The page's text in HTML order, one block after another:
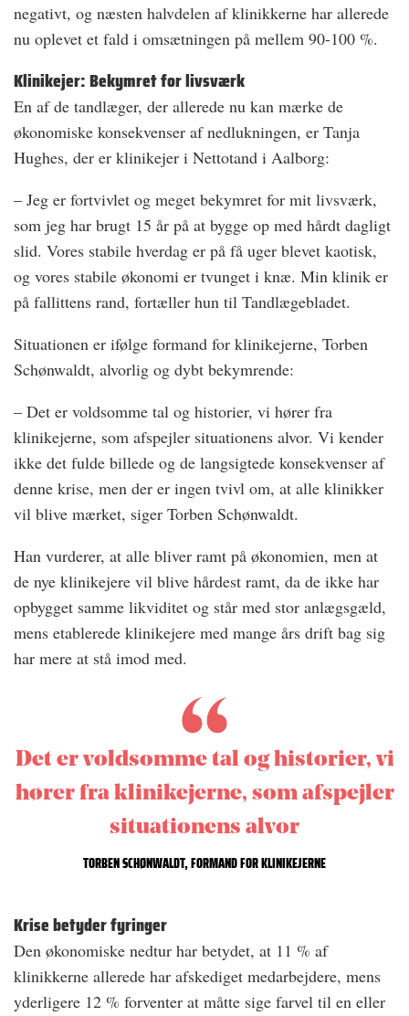
negativt, og næsten halvdelen af klinikkerne har allerede
nu oplevet et fald i omsætningen på mellem 90-100 %.
Klinikejer: Bekymret for livsværk
En af de tandlæger, der allerede nu kan mærke de
økonomiske konsekvenser af nedlukningen, er Tanja
Hughes, der er klinikejer i Nettotand i Aalborg:
– Jeg er fortvivlet og meget bekymret for mit livsværk,
som jeg har brugt 15 år på at bygge op med hårdt dagligt
slid. Vores stabile hverdag er på få uger blevet kaotisk,
og vores stabile økonomi er tvunget i knæ. Min klinik er
på fallittens rand, fortæller hun til Tandlægebladet.
Situationen er ifølge formand for klinikejerne, Torben
Schønwaldt, alvorlig og dybt bekymrende:
– Det er voldsomme tal og historier, vi hører fra
klinikejerne, som afspejler situationens alvor. Vi kender
ikke det fulde billede og de langsigtede konsekvenser af
denne krise, men der er ingen tvivl om, at alle klinikker
vil blive mærket, siger Torben Schønwaldt.
Han vurderer, at alle bliver ramt på økonomien, men at
de nye klinikejere vil blive hårdest ramt, da de ikke har
opbygget samme likviditet og står med stor anlægsgæld,
mens etablerede klinikejere med mange års drift bag sig
har mere at stå imod med.
Det er voldsomme tal og historier, vi
hører fra klinikejerne, som afspejler
situationens alvor
TORBEN SCHØNWALDT, FORMAND FOR KLINIKEJERNE
Krise betyder fyringer
Den økonomiske nedtur har betydet, at 11 % af
klinikkerne allerede har afskediget medarbejdere, mens
yderligere 12 % forventer at måtte sige farvel til en eller